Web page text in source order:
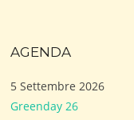
AGENDA
5 Settembre 2026
Greenday 26